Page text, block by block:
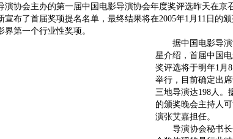
协会主办的第一届中国电影导演协会年度奖评选昨天在京
宣布了首届奖项提名名单，最终结果将在2005年1月11日的
第一个行业性奖项。
据中国电影导演
星介绍，首届中国
奖评选将于明年1月
举行，目前确定出
三地导演达198人。
的颁奖晚会主持人
演张艾嘉担任。
导演协会秘书长